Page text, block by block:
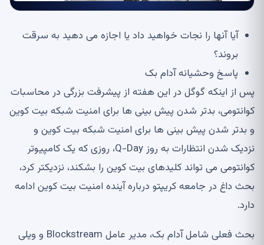
آیا آنها را نجات خواهید داد یا اجازه می دهید به سرقت
بروند؟
پاسخ وحشیانه آدام بک
پس از اینکه گوگل در این هفته از پیشرفت بزرگی در محاسبات
کوانتومی، بدتر شدن پیش بینی ها برای امنیت شبکه بیت کوین
و بدتر شدن پیش بینی ها برای امنیت شبکه بیت کوین و
نزدیک شدن انتظارات به روز Q-Day، روزی که یک کامپیوتر
کوانتومی می تواند کلیدهای بیت کوین را بشکند، نزدیکتر کرد،
بحث داغ در جامعه کریپتو درباره آینده امنیت بیت کوین ادامه
دارد.
بحث فعلی شامل آدام بک، مدیر عامل Blockstream و ویلی